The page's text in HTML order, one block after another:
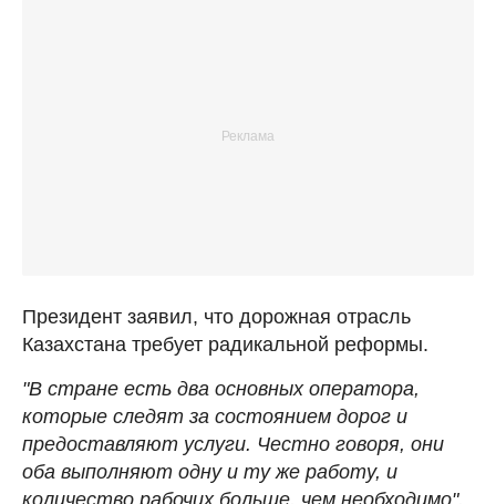
Президент заявил, что дорожная отрасль
Казахстана требует радикальной реформы.
"В стране есть два основных оператора,
которые следят за состоянием дорог и
предоставляют услуги. Честно говоря, они
оба выполняют одну и ту же работу, и
количество рабочих больше, чем необходимо",